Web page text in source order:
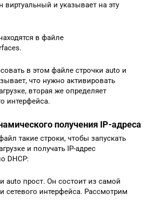
виртуальный и указывает на эту
в файле
в этом файле строчки auto и
что нужно активировать
вторая же определяет
интерфейса.
получения IP-адреса
такие строки, чтобы запускать
и получать IP-адрес
DHCP:
auto прост. Он состоит из самой
интерфейса. Рассмотрим